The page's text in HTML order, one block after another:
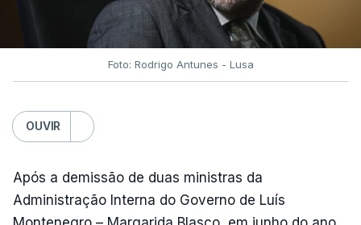
Foto: Rodrigo Antunes - Lusa
OUVIR
Após a demissão de duas ministras da
Administração Interna do Governo de Luís